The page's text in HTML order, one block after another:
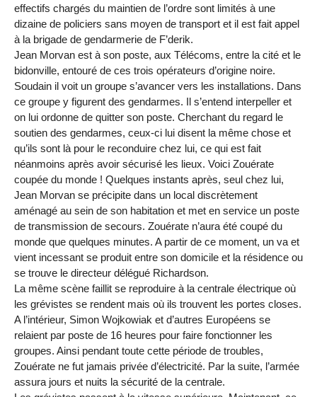
effectifs chargés du maintien de l’ordre sont limités à une
dizaine de policiers sans moyen de transport et il est fait appel
à la brigade de gendarmerie de F’derik.
Jean Morvan est à son poste, aux Télécoms, entre la cité et le
bidonville, entouré de ces trois opérateurs d’origine noire.
Soudain il voit un groupe s’avancer vers les installations. Dans
ce groupe y figurent des gendarmes. Il s’entend interpeller et
on lui ordonne de quitter son poste. Cherchant du regard le
soutien des gendarmes, ceux-ci lui disent la même chose et
qu’ils sont là pour le reconduire chez lui, ce qui est fait
néanmoins après avoir sécurisé les lieux. Voici Zouérate
coupée du monde ! Quelques instants après, seul chez lui,
Jean Morvan se précipite dans un local discrètement
aménagé au sein de son habitation et met en service un poste
de transmission de secours. Zouérate n’aura été coupé du
monde que quelques minutes. A partir de ce moment, un va et
vient incessant se produit entre son domicile et la résidence ou
se trouve le directeur délégué Richardson.
La même scène faillit se reproduire à la centrale électrique où
les grévistes se rendent mais où ils trouvent les portes closes.
A l’intérieur, Simon Wojkowiak et d’autres Européens se
relaient par poste de 16 heures pour faire fonctionner les
groupes. Ainsi pendant toute cette période de troubles,
Zouérate ne fut jamais privée d’électricité. Par la suite, l’armée
assura jours et nuits la sécurité de la centrale.